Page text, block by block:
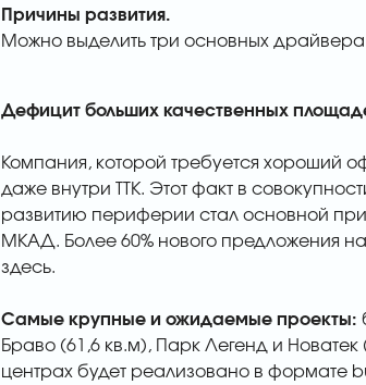
Причины развития.
Можно выделить три основных драйвера
Дефицит больших качественных
Компания, которой требуется хороший
даже внутри ТТК. Этот факт в
развитию периферии стал основной
МКАД. Более 60% нового предложения
здесь.
Самые крупные и ожидаемые проекты:
Браво (61,6 кв.м), Парк Легенд и
центрах будет реализовано в формате